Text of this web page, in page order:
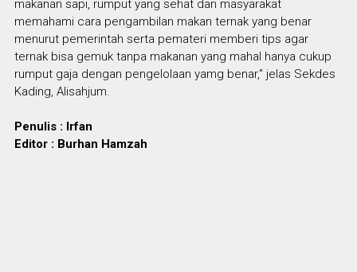
makanan sapi, rumput yang sehat dan masyarakat
memahami cara pengambilan makan ternak yang benar
menurut pemerintah serta pemateri memberi tips agar
ternak bisa gemuk tanpa makanan yang mahal hanya cukup
rumput gaja dengan pengelolaan yamg benar," jelas Sekdes
Kading, Alisahjum.
Penulis : Irfan
Editor : Burhan Hamzah